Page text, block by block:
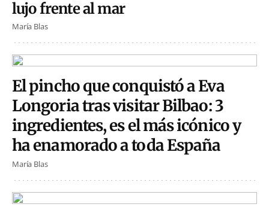
lujo frente al mar
María Blas
El pincho que conquistó a Eva
Longoria tras visitar Bilbao: 3
ingredientes, es el más icónico y
ha enamorado a toda España
María Blas